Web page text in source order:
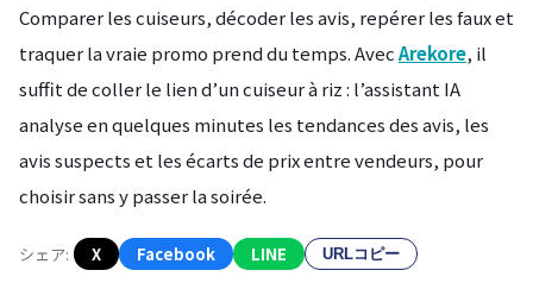
Comparer les cuiseurs, décoder les avis, repérer les faux et
traquer la vraie promo prend du temps. AvecArekore, il
suffit de coller le lien d’un cuiseur à riz : l’assistant IA
analyse en quelques minutes les tendances des avis, les
avis suspects et les écarts de prix entre vendeurs, pour
choisir sans y passer la soirée.
シェア: X Facebook LINE URLコピー